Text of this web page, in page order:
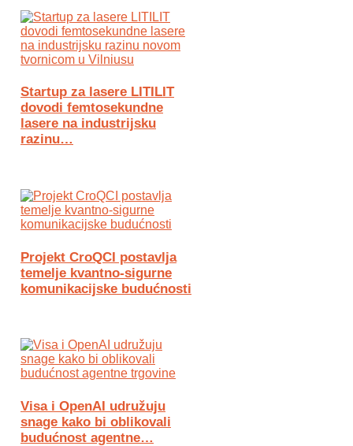
Startup za lasere LITILIT
dovodi femtosekundne
lasere na industrijsku
razinu…
Projekt CroQCI postavlja
temelje kvantno-sigurne
komunikacijske budućnosti
Visa i OpenAI udružuju
snage kako bi oblikovali
budućnost agentne…